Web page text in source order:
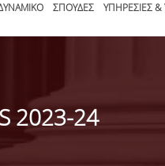
ΣΠΟΥΔΕΣ ΥΠΗΡΕΣΙΕΣ
2023-24